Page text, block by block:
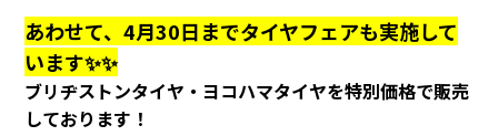
あわせて、4月30日までタイヤフェアも実施して
います✨✨
ブリヂストンタイヤ・ヨコハマタイヤを特別価格で販売
しております！